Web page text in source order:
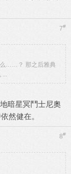
7#
么……？ 那之后雅典
暗星冥鬥士尼奧
然健在。
8#